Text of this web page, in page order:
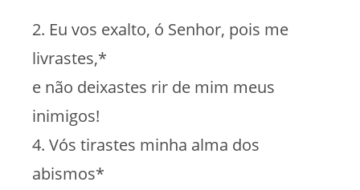
2. Eu vos exalto, ó Senhor, pois me
livrastes,*
e não deixastes rir de mim meus
inimigos!
4. Vós tirastes minha alma dos
abismos*